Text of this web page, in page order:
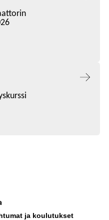
ja koulutukset